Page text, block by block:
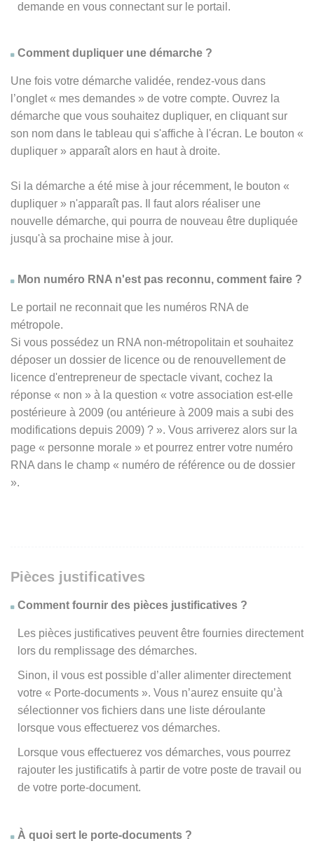
demande en vous connectant sur le portail.
Comment dupliquer une démarche ?
Une fois votre démarche validée, rendez-vous dans
l’onglet « mes demandes » de votre compte. Ouvrez la
démarche que vous souhaitez dupliquer, en cliquant sur
son nom dans le tableau qui s'affiche à l'écran. Le bouton «
dupliquer » apparaît alors en haut à droite.
Si la démarche a été mise à jour récemment, le bouton «
dupliquer » n'apparaît pas. Il faut alors réaliser une
nouvelle démarche, qui pourra de nouveau être dupliquée
jusqu'à sa prochaine mise à jour.
Mon numéro RNA n'est pas reconnu, comment faire ?
Le portail ne reconnait que les numéros RNA de
métropole.
Si vous possédez un RNA non-métropolitain et souhaitez
déposer un dossier de licence ou de renouvellement de
licence d'entrepreneur de spectacle vivant, cochez la
réponse « non » à la question « votre association est-elle
postérieure à 2009 (ou antérieure à 2009 mais a subi des
modifications depuis 2009) ? ». Vous arriverez alors sur la
page « personne morale » et pourrez entrer votre numéro
RNA dans le champ « numéro de référence ou de dossier
».
Pièces justificatives
Comment fournir des pièces justificatives ?
Les pièces justificatives peuvent être fournies directement
lors du remplissage des démarches.
Sinon, il vous est possible d’aller alimenter directement
votre « Porte-documents ». Vous n’aurez ensuite qu’à
sélectionner vos fichiers dans une liste déroulante
lorsque vous effectuerez vos démarches.
Lorsque vous effectuerez vos démarches, vous pourrez
rajouter les justificatifs à partir de votre poste de travail ou
de votre porte-document.
À quoi sert le porte-documents ?